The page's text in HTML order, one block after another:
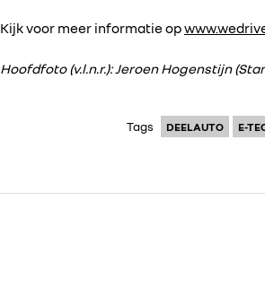
Kijk voor meer informatie op
Hoofdfoto (v.l.n.r.): Jeroen Hogenstijn
Tags DEELAUTO E-